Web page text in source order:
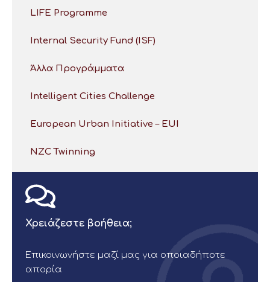
LIFE Programme
Internal Security Fund (ISF)
Άλλα Προγράμματα
Intelligent Cities Challenge
European Urban Initiative – EUI
NZC Twinning
Χρειάζεστε βοήθεια;
Επικοινωνήστε μαζί μας για οποιαδήποτε
απορία